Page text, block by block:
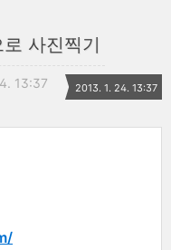
사진찍기
13:37 2013. 1. 24. 13:37